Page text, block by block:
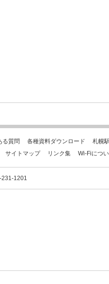
る質問 各種資料ダウンロード
札幌
サイトマップ リンク集 Wi-Fiにつ
231-1201